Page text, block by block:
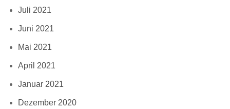
Juli 2021
Juni 2021
Mai 2021
April 2021
Januar 2021
Dezember 2020